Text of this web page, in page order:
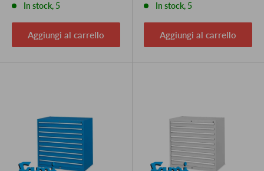
In stock, 5
Aggiungi al carrello
In stock, 5
Aggiungi al carrello